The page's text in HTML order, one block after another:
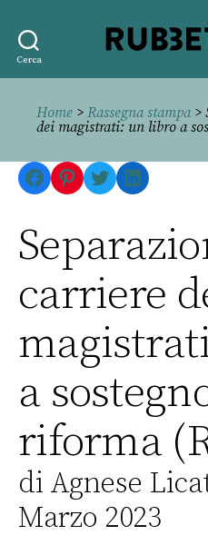
Cerca
Home > Rassegna stampa>
dei magistrati: un libro a
Facebook
Pinterest
TwitterLinkedIn
carriere
a
riforma
di Agnese
Marzo 2023